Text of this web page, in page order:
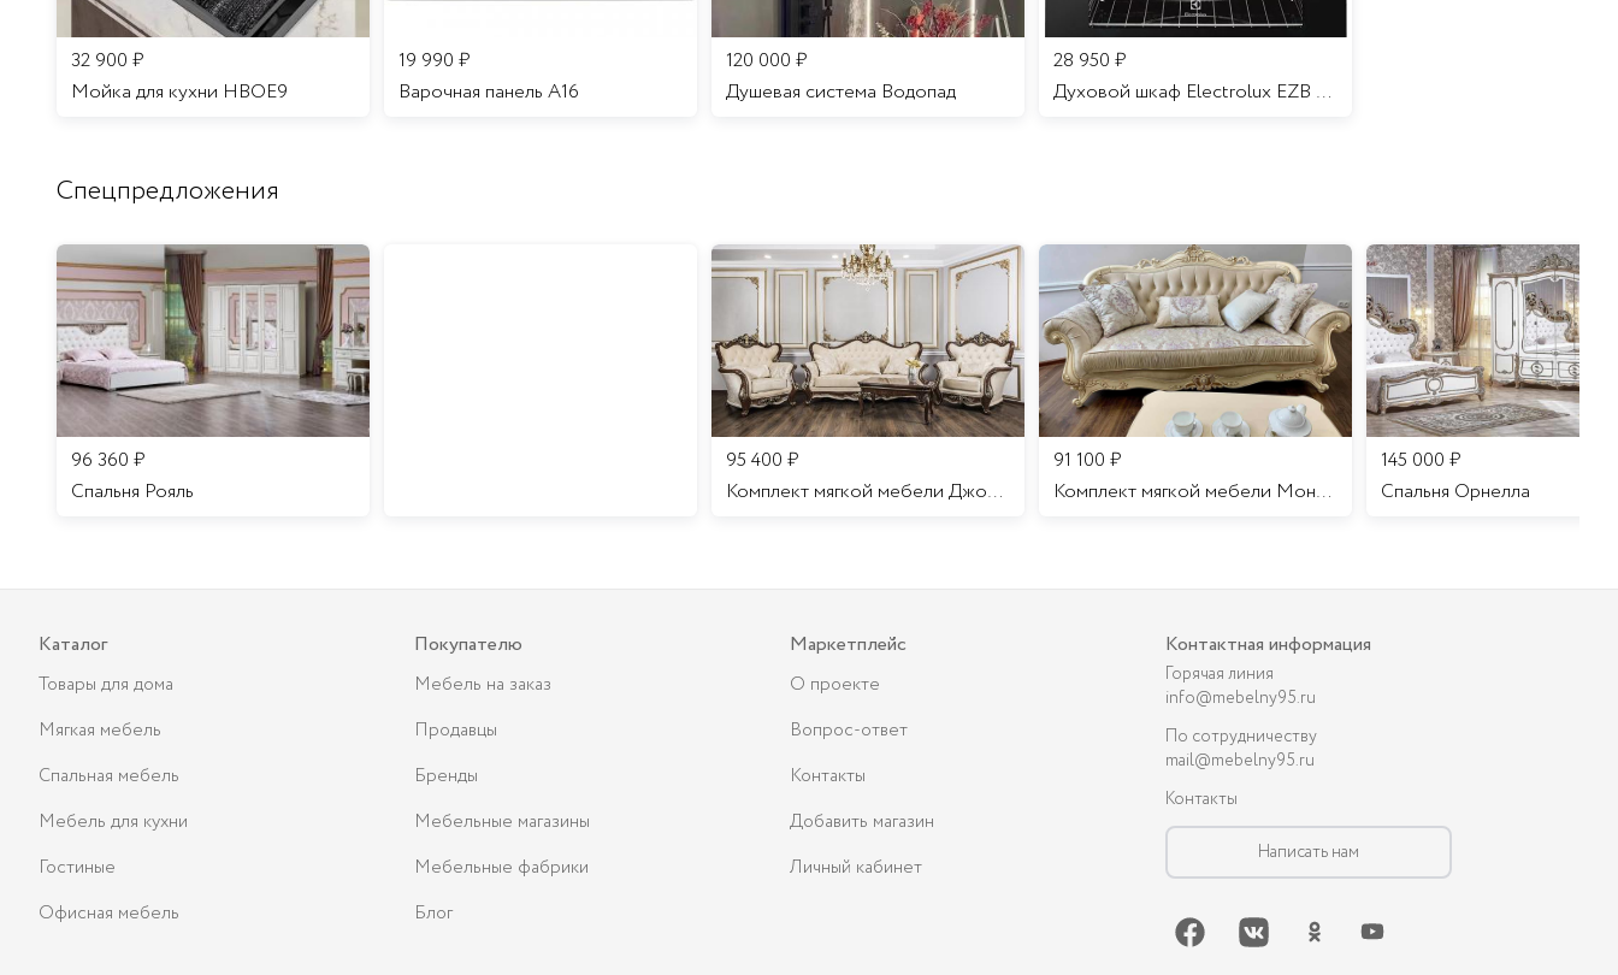
32 900 ₽
Мойка для кухни HBOE9
19 990 ₽
Варочная панель A16
120 000 ₽
Душевая система Водопад
28 950 ₽
Духовой шкаф Electrolux EZB 52410 AK
Спецпредложения
96 360 ₽
Спальня Рояль
95 400 ₽
Комплект мягкой мебели Джоконда
91 100 ₽
Комплект мягкой мебели Мона Лиза
145 000 ₽
Cпальня Орнелла
Каталог
Товары для дома
Мягкая мебель
Спальная мебель
Мебель для кухни
Гостиные
Офисная мебель
Покупателю
Мебель на заказ
Продавцы
Бренды
Мебельные магазины
Мебельные фабрики
Блог
Маркетплейс
О проекте
Вопрос-ответ
Контакты
Добавить магазин
Личный кабинет
Контактная информация
Горячая линия
info@mebelny95.ru
По сотрудничеству
mail@mebelny95.ru
Контакты
Написать нам